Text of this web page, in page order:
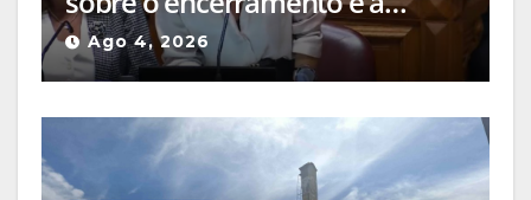
alteração de uso das salas de
cinema da Guarda
Ago 4, 2026